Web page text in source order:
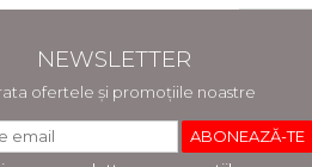
NEWSLETTER
ofertele și promoțiile noastre